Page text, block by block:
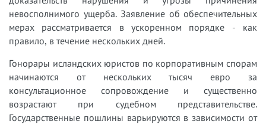
невосполнимого ущерба. Заявление об обеспечительных
мерах рассматривается в ускоренном порядке - как
правило, в течение нескольких дней.
Гонорары исландских юристов по корпоративным спорам
начинаются от нескольких тысяч евро за
консультационное сопровождение и существенно
возрастают при судебном представительстве.
Государственные пошлины варьируются в зависимости от